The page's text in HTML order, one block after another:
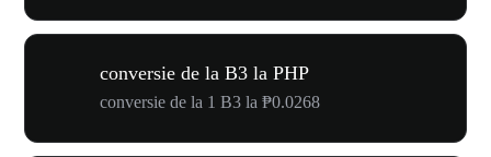
conversie de la B3 la PHP
conversie de la 1 B3 la ₱0.0268